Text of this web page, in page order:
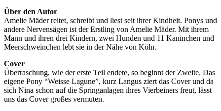
Über den Autor
Amelie Mäder reitet, schreibt und liest seit ihrer Kindheit. Ponys und
andere Nervensägen ist der Erstling von Amelie Mäder. Mit ihrem
Mann und ihren drei Kindern, zwei Hunden und 11 Kaninchen und
Meerschweinchen lebt sie in der Nähe von Köln.
Cover
Überraschung, wie der erste Teil endete, so beginnt der Zweite. Das
eigene Pony “Weisse Lagune”, kurz Langus ziert das Cover und da
sich Nina schon auf die Springanlagen ihres Vierbeiners freut, lässt
uns das Cover großes vermuten.